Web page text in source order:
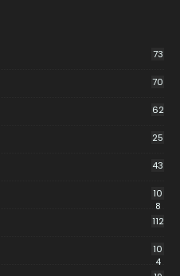
73
70
62
25
43
10
8
112
10
4